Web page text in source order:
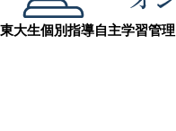
東大生個別指導自主学習管理